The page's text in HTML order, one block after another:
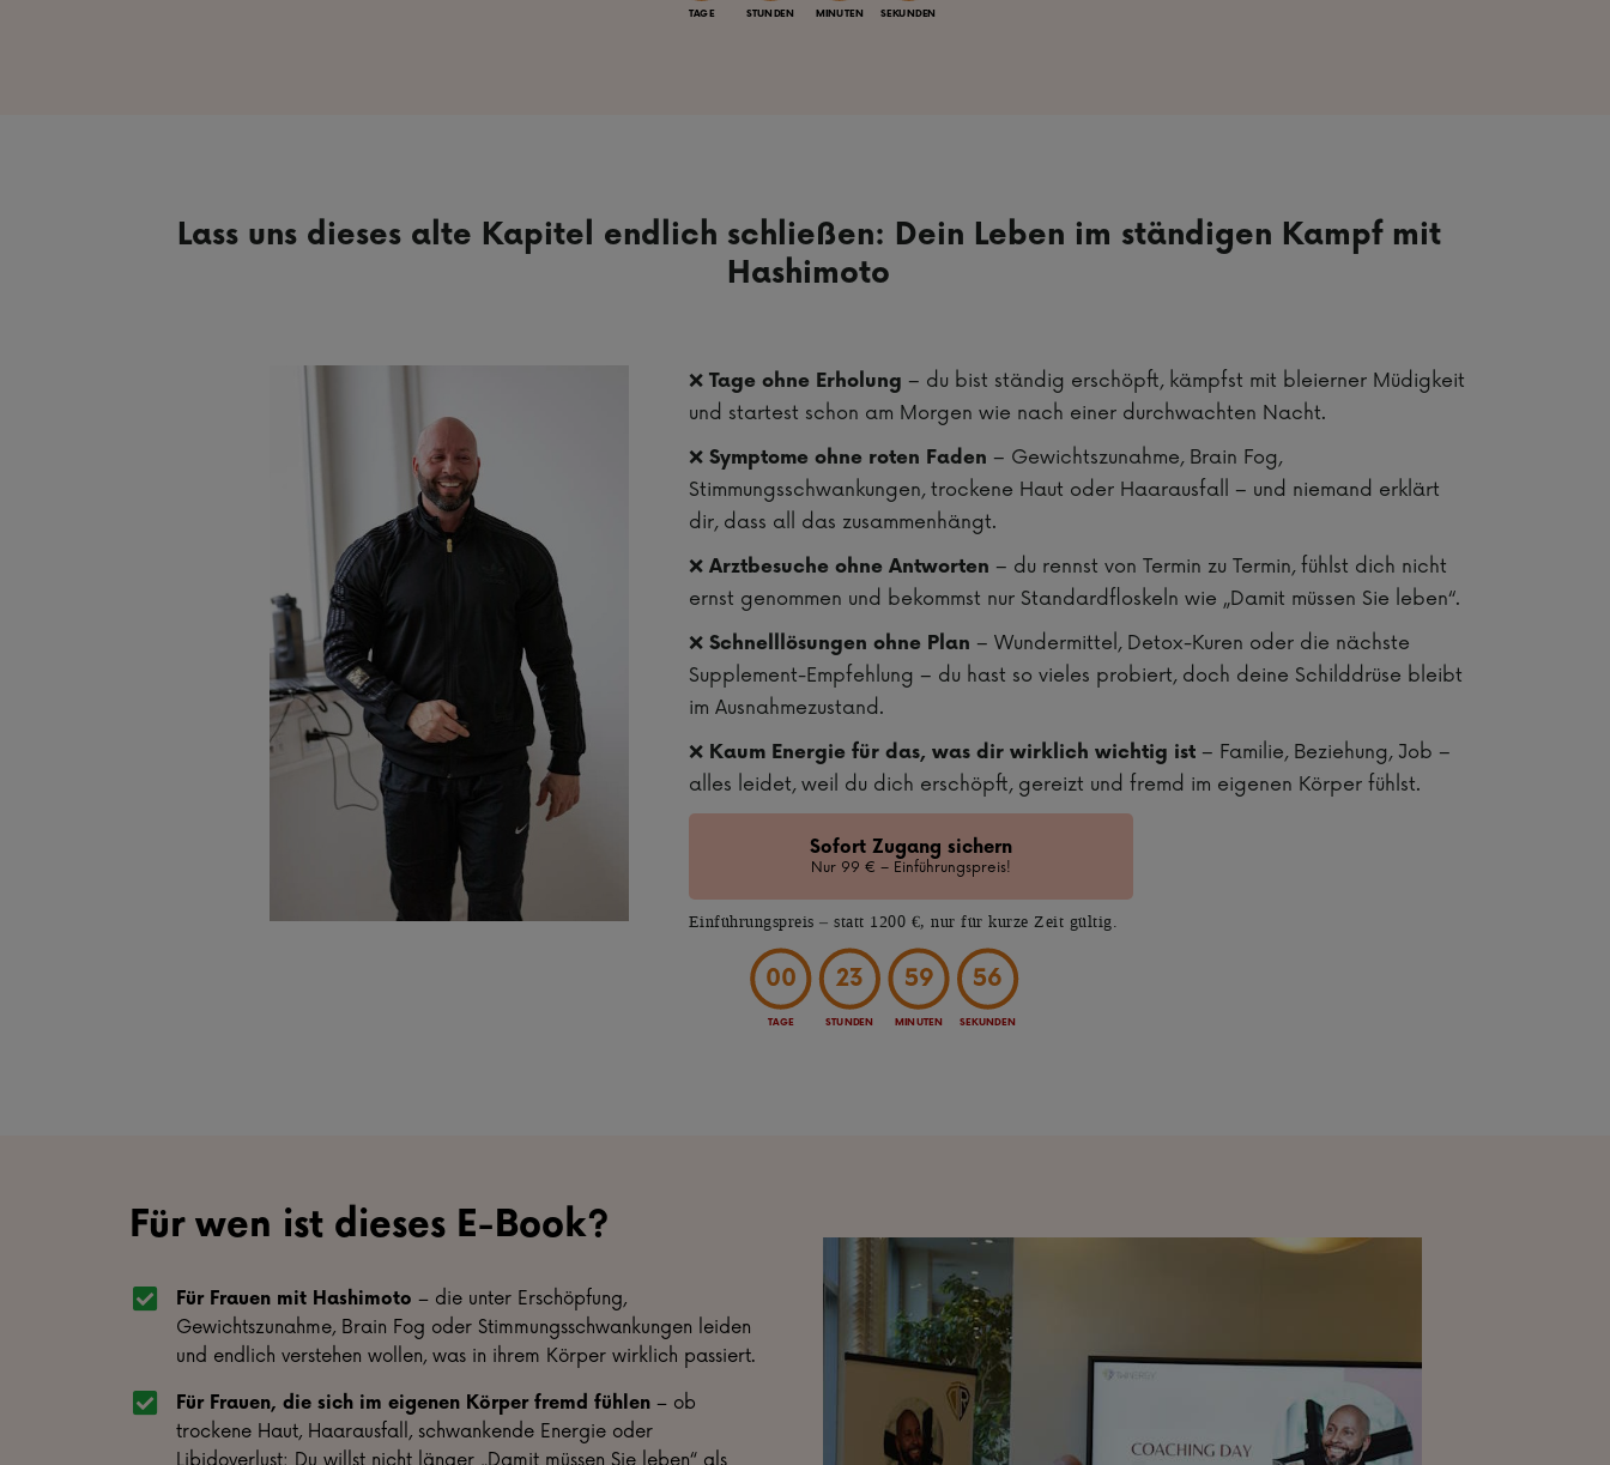
TAGE STUNDEN MINUTEN SEKUNDEN
Lass uns dieses alte Kapitel endlich schließen: Dein Leben im ständigen Kampf mit
Hashimoto
❌ Tage ohne Erholung – du bist ständig erschöpft, kämpfst mit bleierner Müdigkeit
und startest schon am Morgen wie nach einer durchwachten Nacht.
❌ Symptome ohne roten Faden – Gewichtszunahme, Brain Fog,
Stimmungsschwankungen, trockene Haut oder Haarausfall – und niemand erklärt
dir, dass all das zusammenhängt.
❌ Arztbesuche ohne Antworten – du rennst von Termin zu Termin, fühlst dich nicht
ernst genommen und bekommst nur Standardfloskeln wie „Damit müssen Sie leben“.
❌ Schnelllösungen ohne Plan – Wundermittel, Detox-Kuren oder die nächste
Supplement-Empfehlung – du hast so vieles probiert, doch deine Schilddrüse bleibt
im Ausnahmezustand.
❌ Kaum Energie für das, was dir wirklich wichtig ist– Familie, Beziehung, Job –
alles leidet, weil du dich erschöpft, gereizt und fremd im eigenen Körper fühlst.
Sofort Zugang sichern
Nur 99 € – Einführungspreis!
Einführungspreis – statt 1200 €, nur für kurze Zeit gültig.
00
TAGE
23
STUNDEN
59
MINUTEN
54
SEKUNDEN
Für wen ist dieses E-Book?
Für Frauen mit Hashimoto – die unter Erschöpfung,
Gewichtszunahme, Brain Fog oder Stimmungsschwankungen leiden
und endlich verstehen wollen, was in ihrem Körper wirklich passiert.
Für Frauen, die sich im eigenen Körper fremd fühlen – ob
trockene Haut, Haarausfall, schwankende Energie oder